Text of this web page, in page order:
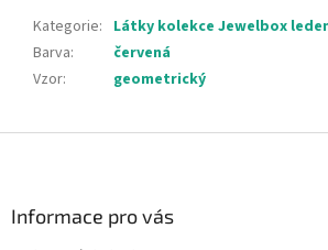
Kategorie: Látky kolekce Jewelbox
Barva:
červená
Vzor: geometrický
Informace pro vás